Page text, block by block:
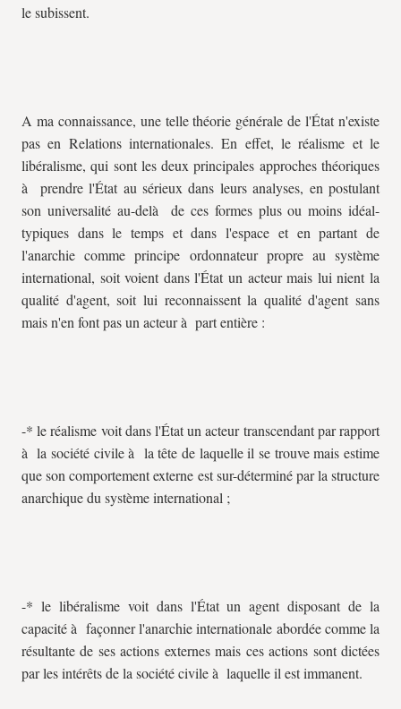
le subissent.
A ma connaissance, une telle théorie générale de l'État n'existe
pas en Relations internationales. En effet, le réalisme et le
libéralisme, qui sont les deux principales approches théoriques
à prendre l'État au sérieux dans leurs analyses, en postulant
son universalité au-delà de ces formes plus ou moins idéal-
typiques dans le temps et dans l'espace et en partant de
l'anarchie comme principe ordonnateur propre au système
international, soit voient dans l'État un acteur mais lui nient la
qualité d'agent, soit lui reconnaissent la qualité d'agent sans
mais n'en font pas un acteur à part entière :
-* le réalisme voit dans l'État un acteur transcendant par rapport
à la société civile à la tête de laquelle il se trouve mais estime
que son comportement externe est sur-déterminé par la structure
anarchique du système international ;
-* le libéralisme voit dans l'État un agent disposant de la
capacité à façonner l'anarchie internationale abordée comme la
résultante de ses actions externes mais ces actions sont dictées
par les intérêts de la société civile à laquelle il est immanent.